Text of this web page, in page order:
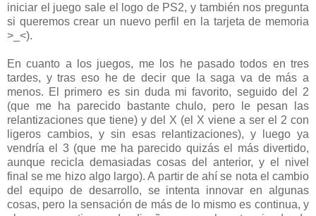
iniciar el juego sale el logo de PS2, y también nos pregunta
si queremos crear un nuevo perfil en la tarjeta de memoria
>_<).
En cuanto a los juegos, me los he pasado todos en tres
tardes, y tras eso he de decir que la saga va de más a
menos. El primero es sin duda mi favorito, seguido del 2
(que me ha parecido bastante chulo, pero le pesan las
relantizaciones que tiene) y del X (el X viene a ser el 2 con
ligeros cambios, y sin esas relantizaciones), y luego ya
vendría el 3 (que me ha parecido quizás el más divertido,
aunque recicla demasiadas cosas del anterior, y el nivel
final se me hizo algo largo). A partir de ahí se nota el cambio
del equipo de desarrollo, se intenta innovar en algunas
cosas, pero la sensación de más de lo mismo es continua, y